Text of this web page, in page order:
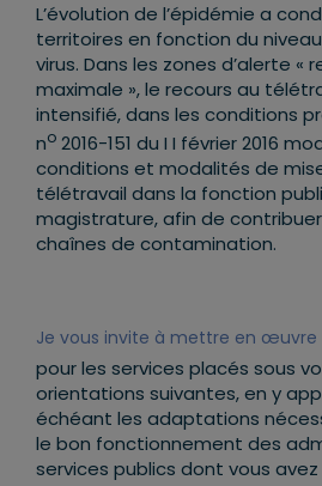
L’évolution de l’épidémie a
territoires en fonction du
virus. Dans les zones d’alerte «
maximale », le recours au
intensifié, dans les conditions
no 2016-151 du I I février 2016
conditions et modalités de
télétravail dans la fonction
magistrature, afin de
chaînes de contamination.
Je vous invite à mettre en œuvre
pour les services placés sous
orientations suivantes, en y
échéant les adaptations
le bon fonctionnement des
services publics dont vous